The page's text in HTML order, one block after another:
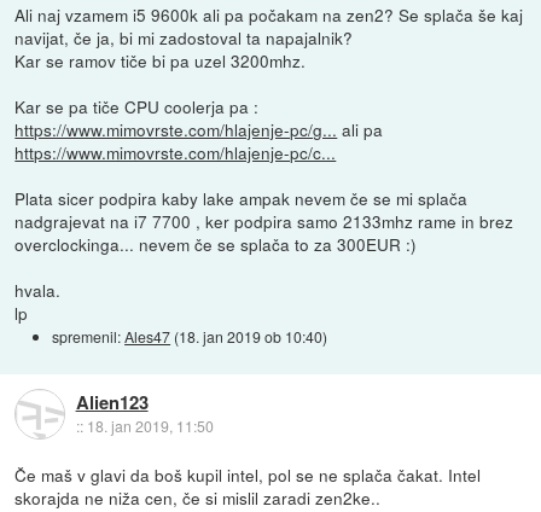
Ali naj vzamem i5 9600k ali pa počakam na zen2? Se splača še kaj
navijat, če ja, bi mi zadostoval ta napajalnik?
Kar se ramov tiče bi pa uzel 3200mhz.
Kar se pa tiče CPU coolerja pa :
https://www.mimovrste.com/hlajenje-pc/g... ali pa
https://www.mimovrste.com/hlajenje-pc/c...
Plata sicer podpira kaby lake ampak nevem če se mi splača
nadgrajevat na i7 7700 , ker podpira samo 2133mhz rame in brez
overclockinga... nevem če se splača to za 300EUR :)
hvala.
lp
spremenil:Ales47 (18. jan 2019 ob 10:40)
Alien123
:: 18. jan 2019, 11:50
Če maš v glavi da boš kupil intel, pol se ne splača čakat. Intel
skorajda ne niža cen, če si mislil zaradi zen2ke..